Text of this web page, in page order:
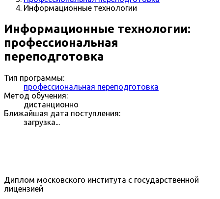
Информационные технологии
Информационные технологии:
профессиональная
переподготовка
Тип программы:
профессиональная переподготовка
Метод обучения:
дистанционно
Ближайшая дата поступления:
загрузка...
Диплом московского института с государственной
лицензией